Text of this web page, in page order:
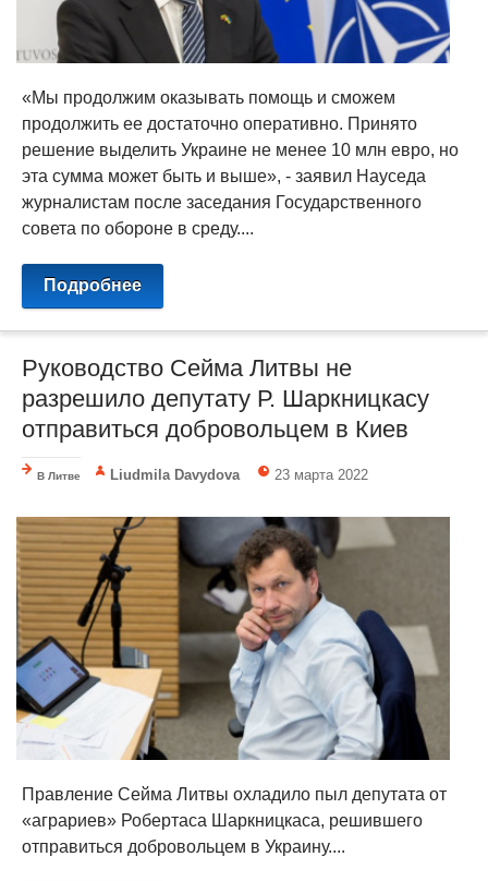
«Мы продолжим оказывать помощь и сможем
продолжить ее достаточно оперативно. Принято
решение выделить Украине не менее 10 млн евро, но
эта сумма может быть и выше», - заявил Науседа
журналистам после заседания Государственного
совета по обороне в среду....
Подробнее
Руководство Сейма Литвы не
разрешило депутату Р. Шаркницкасу
отправиться добровольцем в Киев
В Литве Liudmila Davydova 23 марта 2022
Правление Сейма Литвы охладило пыл депутата от
«аграриев» Робертаса Шаркницкаса, решившего
отправиться добровольцем в Украину....